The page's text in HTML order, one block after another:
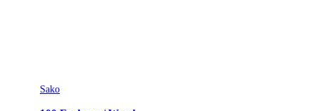
Sako